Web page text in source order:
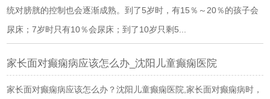
统对膀胱的控制也会逐渐成熟。到了5岁时，有15％～20％的孩子会
尿床；7岁时只有10％会尿床；到了10岁只剩5...
家长面对癫痫病应该怎么办_沈阳儿童癫痫医院
家长面对癫痫病应该怎么办？沈阳儿童癫痫医院,家长面对癫痫病时，